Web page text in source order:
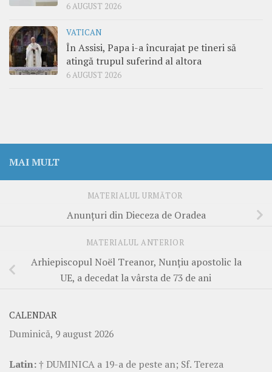
6 AUGUST 2026
VATICAN
În Assisi, Papa i-a încurajat pe tineri să
atingă trupul suferind al altora
6 AUGUST 2026
MAI MULT
MATERIALUL URMĂTOR
Anunțuri din Dieceza de Oradea
MATERIALUL ANTERIOR
Arhiepiscopul Noël Treanor, Nunțiu apostolic la
UE, a decedat la vârsta de 73 de ani
CALENDAR
Duminică, 9 august 2026
Latin:† DUMINICA a 19-a de peste an; Sf. Tereza